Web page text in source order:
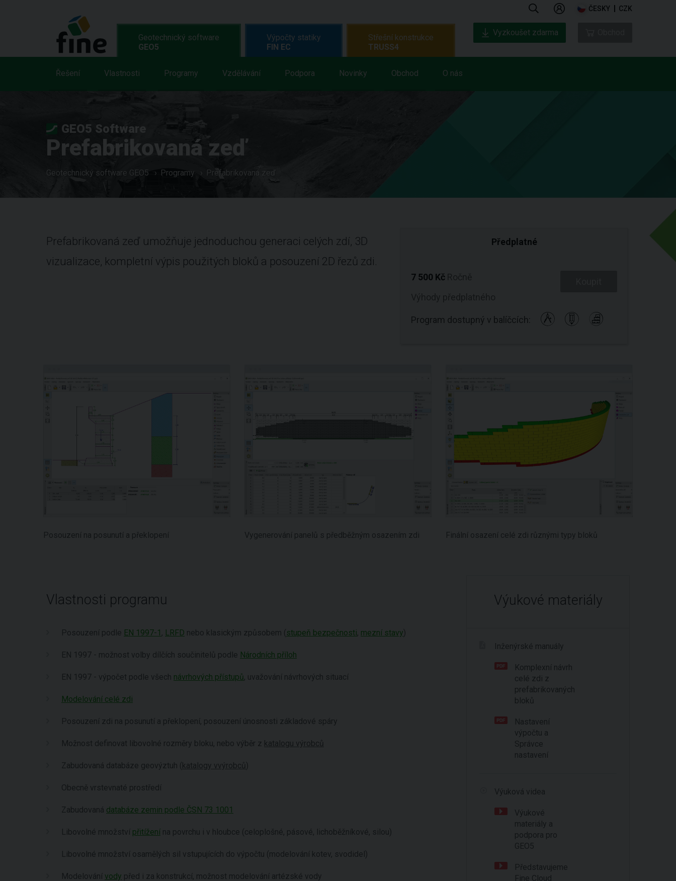
ČESKY CZK
Geotechnický software
GEO5
Řešení Vlastnosti Programy Vzdělávání Podpora Novinky Obchod O nás
Výpočty statiky
FIN EC
Střešní konstrukce
TRUSS4
Vyzkoušet zdarma
GEO5 Software
Prefabrikovaná zeď
Geotechnický software GEO5 Programy Prefabrikovaná zeď
Prefabrikovaná zeď umožňuje jednoduchou generaci celých zdí, 3D
vizualizace, kompletní výpis použitých bloků a posouzení 2D řezů zdi.
Předplatné
7 500 Kč
Program dostupný v balíčcích:
Posouzení na posunutí a překlopení Vygenerování panelů s předběžným osazením zdi Finální osazení celé zdi různými typy bloků
Vlastnosti programu
Posouzení podle EN 1997-1 , LRFD nebo klasickým způsobem ( stupeň bezpečnosti, mezní stavy)
EN 1997 - možnost volby dílčích součinitelů podle Národních příloh
EN 1997 - výpočet podle všech návrhových přístupů, uvažování návrhových situací
Modelování celé zdi
Posouzení zdi na posunutí a překlopení, posouzení únosnosti základové spáry
Možnost definovat libovolné rozměry bloku, nebo výběr z katalogu výrobců
Zabudovaná databáze geovýztuh ( katalogy vvýrobců)
Obecně vrstevnaté prostředí
Zabudovaná databáze zemin podle ČSN 73 1001
Libovolné množství přitížení na povrchu i v hloubce (celoplošné, pásové, lichoběžníkové, silou)
Libovolné množství osamělých sil vstupujících do výpočtu (modelování kotev, svodidel)
Modelování vody před i za konstrukcí, možnost modelování artézské vody
Výukové materiály
Inženýrské manuály
Komplexní návrh
celé zdi z
prefabrikovaných
bloků
Nastavení
výpočtu a
Správce
nastavení
Výuková videa
Výukové
materiály a
podpora pro
GEO5
Představujeme
Fine Cloud